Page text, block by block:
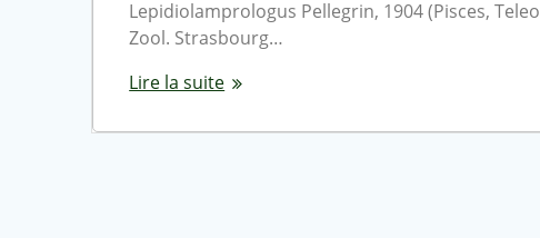
Lepidiolamprologus Pellegrin, 1904 (Pisces,
Zool. Strasbourg…
Lire la suite